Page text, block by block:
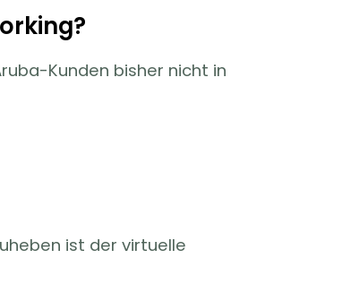
Kunden bisher nicht in
ist der virtuelle